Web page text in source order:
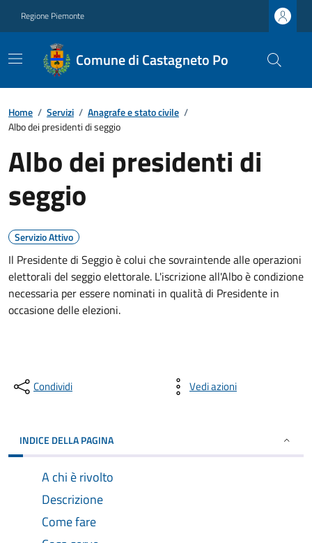
Regione Piemonte
Comune di Castagneto Po
Home / Servizi / Anagrafe e stato civile /
Albo dei presidenti di seggio
Albo dei presidenti di
seggio
Servizio Attivo
Il Presidente di Seggio è colui che sovraintende alle operazioni
elettorali del seggio elettorale. L'iscrizione all'Albo è condizione
necessaria per essere nominati in qualità di Presidente in
occasione delle elezioni.
Condividi Vedi azioni
INDICE DELLA PAGINA
A chi è rivolto
Descrizione
Come fare